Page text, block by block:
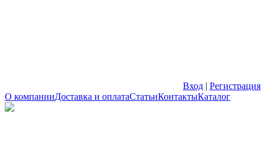
Вход | Регистрация
О компанииДоставка и оплатаСтатьиКонтактыКаталог